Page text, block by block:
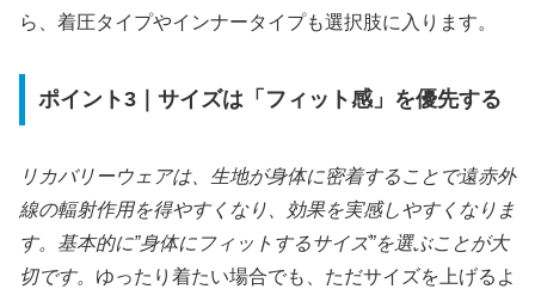
ら、着圧タイプやインナータイプも選択肢に入ります。
ポイント3｜サイズは「フィット感」を優先する
リカバリーウェアは、生地が身体に密着することで遠赤外
線の輻射作用を得やすくなり、効果を実感しやすくなりま
す。基本的に”身体にフィットするサイズ”を選ぶことが大
切です。 ゆったり着たい場合でも、ただサイズを上げるよ